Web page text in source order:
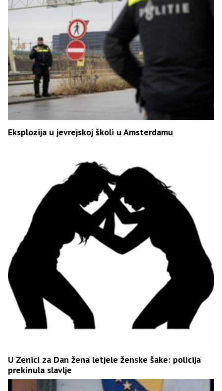
Eksplozija u jevrejskoj školi u Amsterdamu
U Zenici za Dan žena letjele ženske šake: policija
prekinula slavlje